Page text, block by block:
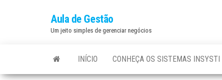
Aula de Gestão
Um jeito simples de gerenciar negócios
INÍCIO CONHEÇA OS SISTEMAS INSYSTI